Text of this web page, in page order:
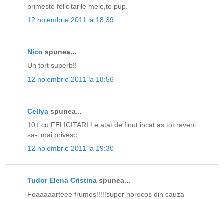
primeste felicitarile mele,te pup.
12 noiembrie 2011 la 18:39
Nico spunea...
Un tort superb!!
12 noiembrie 2011 la 18:56
Cellya spunea...
10+ cu FELICITARI ! e atat de finut incat as tot reveni
sa-l mai privesc.
12 noiembrie 2011 la 19:30
Tudor Elena Cristina spunea...
Foaaaaarteee frumos!!!!!super norocos din cauza